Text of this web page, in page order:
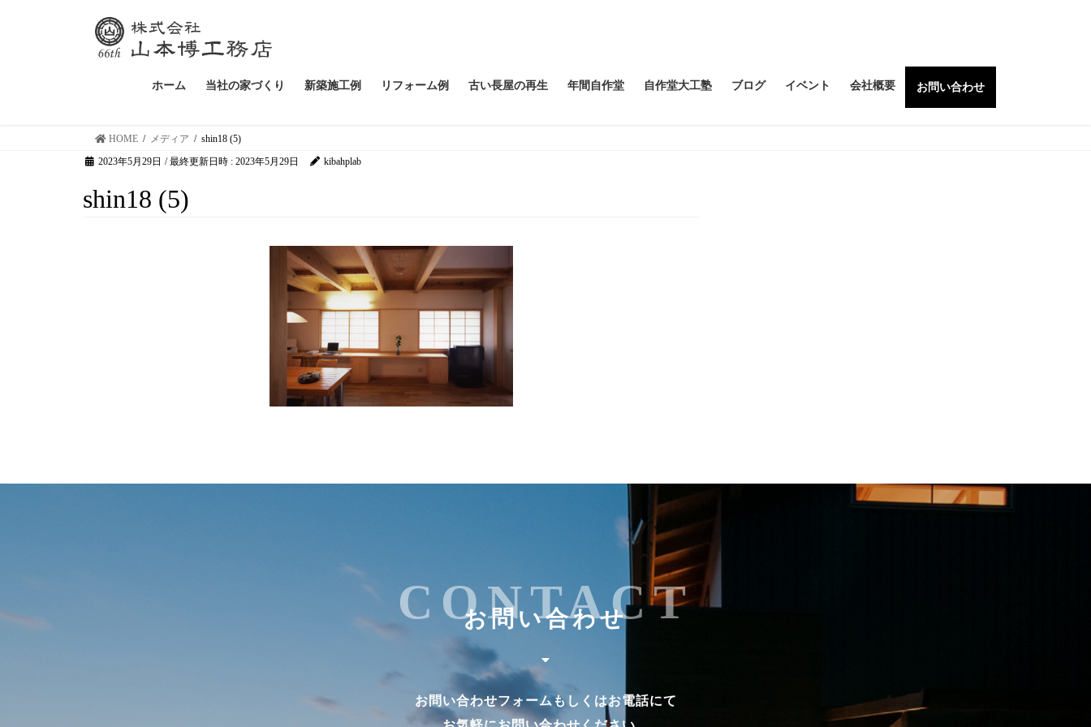
ホーム 当社の家づくり 新築施工例 リフォーム例 古い長屋の再生 年間自作堂 自作堂大工塾 ブログ イベント 会社概要 お問い合わせ
HOME メディア
shin18 (5)
2023年5月29日 / 最終更新日時 : 2023年5月29日 kibahplab
shin18 (5)
お問い合わせ
CONTACT
お問い合わせフォームもしくはお電話にて